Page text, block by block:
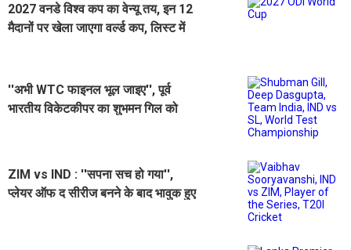
2027 वनडे विश्व कप का वेन्यू तय, इन 12
मैदानों पर खेला जाएगा वर्ल्ड कप, लिस्ट में
''अभी WTC फाइनल भूल जाइए'', पूर्व
भारतीय विकेटकीपर का शुभमन गिल को
ZIM vs IND : ''सपना सच हो गया'',
प्लेयर ऑफ द सीरीज बनने के बाद भावुक हुए